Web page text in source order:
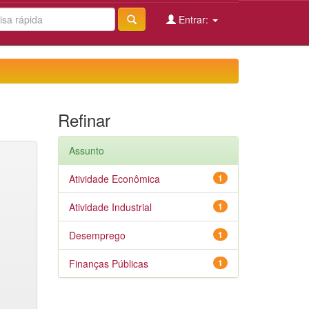
Entrar:
Refinar
Assunto
1
Atividade Econômica
1
Atividade Industrial
1
Desemprego
1
Finanças Públicas